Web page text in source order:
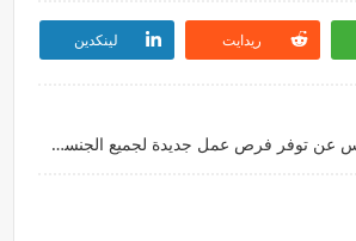
ريدايت لينكدين
تعلن شركة بيس عن توفر فرص عمل جديدة لجميع الجنسيات بمزايا ورواتب عالية بالكويت